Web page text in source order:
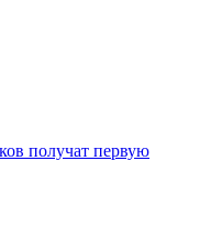
получат первую